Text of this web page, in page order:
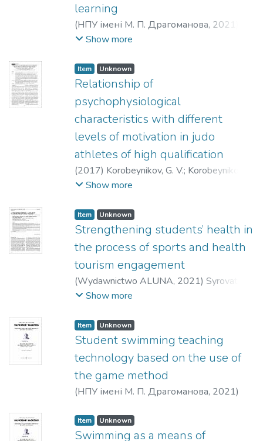
learning
(НПУ імені М. П. Драгоманова, 2021
Хіміч, Ігор Юрійович
Show more
Item Unknown
Relationship of
psychophysiological
characteristics with different
levels of motivation in judo
athletes of high qualification
(2017) Korobeynikov, G. V.; Korobeynikova,
L. G.;Romanyuk, L. V.
Show more
Item Unknown
Strengthening students’ health in
the process of sports and health
tourism engagement
(Wydawnictwo ALUNA, 2021) Syrovatko,
Zoia V.;Yefremenko, Viktoriia M.
Korol, Serhii M.
Коshel, Vitalii M.
Show more
Item Unknown
Student swimming teaching
technology based on the use of
the game method
(НПУ імені М. П. Драгоманова, 2021)
Item Unknown
Swimming as a means of